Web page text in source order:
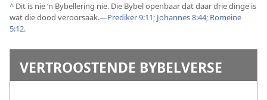
^ Dit is nie ’n Bybellering nie. Die Bybel openbaar dat daar drie dinge is
wat die dood veroorsaak.—Prediker 9:11; Johannes 8:44; Romeine
5:12.
VERTROOSTENDE BYBELVERSE